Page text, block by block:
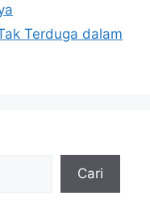
Terduga dalam
Cari